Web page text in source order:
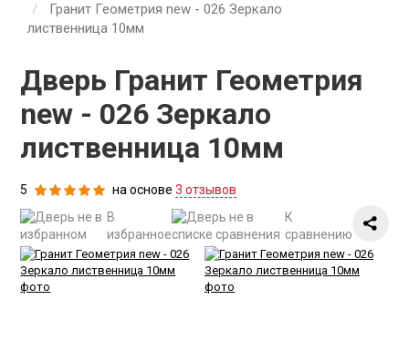
Гранит Геометрия new - 026 Зеркало
лиственница 10мм
Дверь Гранит Геометрия
new - 026 Зеркало
лиственница 10мм
5 на основе3 отзывов
В
избранное
К
сравнению